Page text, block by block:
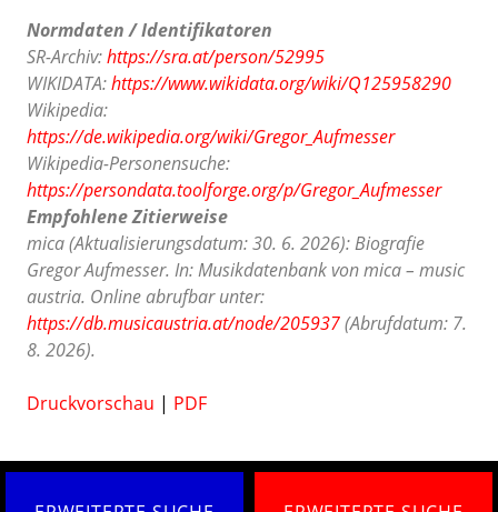
Normdaten / Identifikatoren
SR-Archiv:https://sra.at/person/52995
WIKIDATA:https://www.wikidata.org/wiki/Q125958290
Wikipedia:
https://de.wikipedia.org/wiki/Gregor_Aufmesser
Wikipedia-Personensuche:
https://persondata.toolforge.org/p/Gregor_Aufmesser
Empfohlene Zitierweise
mica (Aktualisierungsdatum: 30. 6. 2026): Biografie
Gregor Aufmesser. In: Musikdatenbank von mica – music
austria. Online abrufbar unter:
https://db.musicaustria.at/node/205937(Abrufdatum: 7.
8. 2026).
Druckvorschau | PDF